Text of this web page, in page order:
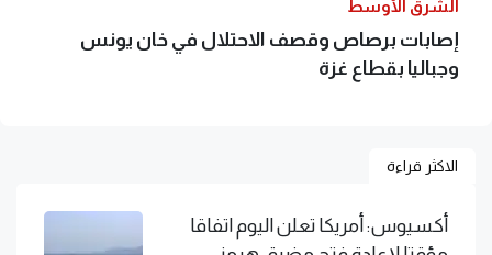
الشرق الأوسط
إصابات برصاص وقصف الاحتلال في خان يونس
وجباليا بقطاع غزة
الاكثر قراءة
أكسيوس: أمريكا تعلن اليوم اتفاقا